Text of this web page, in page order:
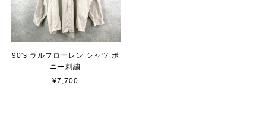
90's ラルフローレン シャツ ポ
ニー刺繍
¥7,700